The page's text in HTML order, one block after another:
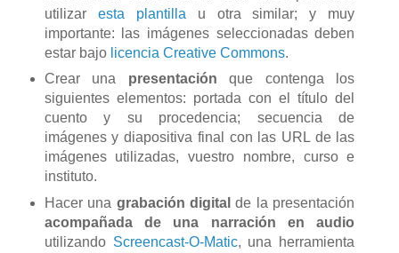
utilizar esta plantilla u otra similar; y muy
importante: las imágenes seleccionadas deben
estar bajo licencia Creative Commons.
Crear una presentaciónque contenga los
siguientes elementos: portada con el título del
cuento y su procedencia; secuencia de
imágenes y diapositiva final con las URL de las
imágenes utilizadas, vuestro nombre, curso e
instituto.
Hacer una grabación digitalde la presentación
acompañada de una narración en audio
utilizando Screencast-O-Matic, una herramienta